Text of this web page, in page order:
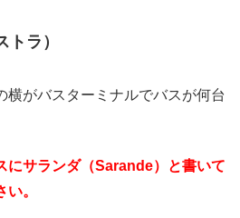
ラ）
横がバスターミナルでバスが何台
にサランダ（Sarande）と書いて
。